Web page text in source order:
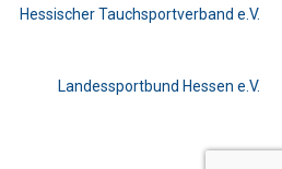
Hessischer Tauchsportverband e.V.
Landessportbund Hessen e.V.